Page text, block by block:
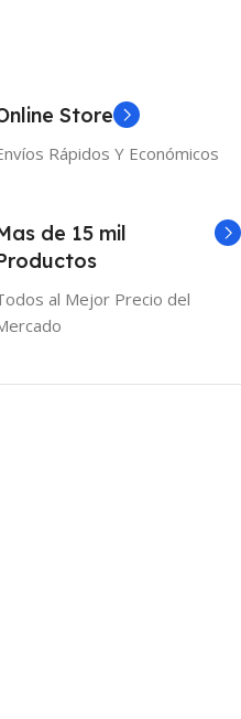
Store
Rápidos Y Económicos
de 15 mil
al Mejor Precio del